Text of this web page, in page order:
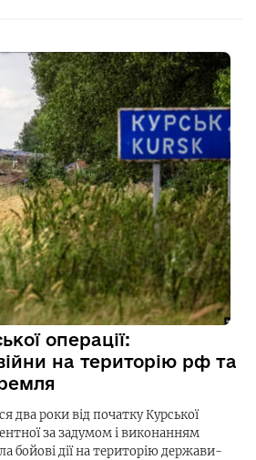
операції:
на територію рф та
два роки від початку Курської
за задумом і виконанням
бойові дії на територію держави-